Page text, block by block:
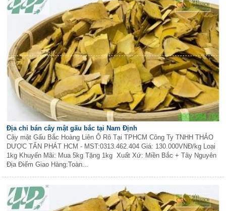
Địa chỉ bán cây mật gấu bắc tại Nam Định
Cây mật Gấu Bắc Hoàng Liên Ô Rô Tại TPHCM Công Ty TNHH THẢO
DƯỢC TẤN PHÁT HCM - MST:0313.462.404 Giá: 130.000VNĐ/kg Loại
1kg Khuyến Mãi: Mua 5kg Tặng 1kg Xuất Xứ: Miền Bắc + Tây Nguyên
Địa Điểm Giao Hàng:Toàn...